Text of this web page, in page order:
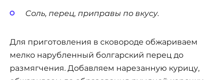
Соль, перец, приправы по вкусу.
Для приготовления в сковороде обжариваем
мелко нарубленный болгарский перец до
размягчения. Добавляем нарезанную курицу,